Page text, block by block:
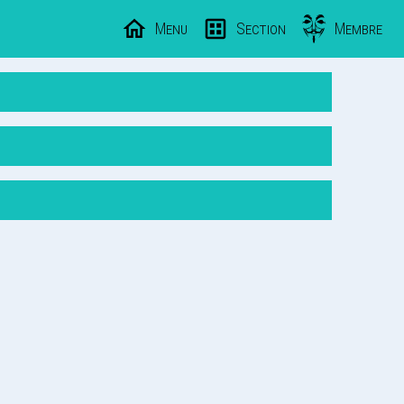
Menu Section Membre